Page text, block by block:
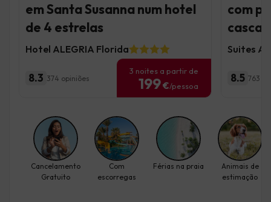
em Santa Susanna num hotel
de 4 estrelas
Hotel ALEGRIA Florida
8.3 374 opiniões
3 noites a partir de
199€/pessoa
com
Suites
8.5 763
Cancelamento
Gratuito
Com
escorregas
Férias na praia
Animais de
estimação